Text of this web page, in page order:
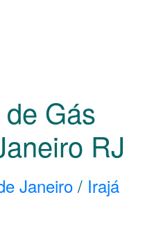
Gás
RJ
Janeiro / Irajá